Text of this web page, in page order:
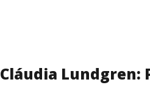
Cláudia Lundgren: